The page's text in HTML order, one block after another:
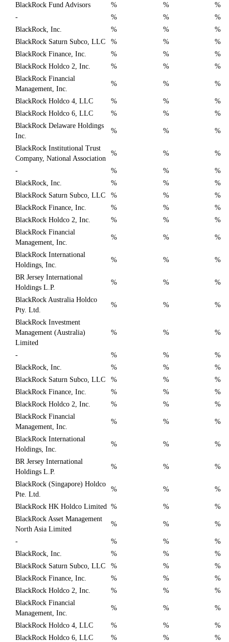
BlackRock Fund Advisors % %
%
-
% %
%
BlackRock, Inc.
% %
%
BlackRock Saturn Subco, LLC
% %
%
BlackRock Finance, Inc.
% %
%
BlackRock Holdco 2, Inc.
% %
%
BlackRock Financial
Management, Inc.
% % %
BlackRock Holdco 4, LLC % %
%
BlackRock Holdco 6, LLC
% %
%
BlackRock Delaware Holdings
Inc.
% % %
BlackRock Institutional Trust
Company, National Association
% % %
- % %
%
BlackRock, Inc.
% %
%
BlackRock Saturn Subco, LLC
% %
%
BlackRock Finance, Inc.
% %
%
BlackRock Holdco 2, Inc.
% %
%
BlackRock Financial
Management, Inc.
% % %
BlackRock International
Holdings, Inc.
% % %
BR Jersey International
Holdings L.P.
% % %
BlackRock Australia Holdco
Pty. Ltd.
% % %
BlackRock Investment
Management (Australia)
Limited
% % %
- % %
%
BlackRock, Inc.
% %
%
BlackRock Saturn Subco, LLC
% %
%
BlackRock Finance, Inc.
% %
%
BlackRock Holdco 2, Inc.
% %
%
BlackRock Financial
Management, Inc.
% % %
BlackRock International
Holdings, Inc.
% % %
BR Jersey International
Holdings L.P.
% % %
BlackRock (Singapore) Holdco
Pte. Ltd.
% % %
BlackRock HK Holdco Limited % %
%
BlackRock Asset Management
North Asia Limited
% % %
- % %
%
BlackRock, Inc.
% %
%
BlackRock Saturn Subco, LLC
% %
%
BlackRock Finance, Inc.
% %
%
BlackRock Holdco 2, Inc.
% %
%
BlackRock Financial
Management, Inc.
% % %
BlackRock Holdco 4, LLC % %
%
BlackRock Holdco 6, LLC
% %
%